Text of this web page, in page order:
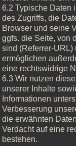
6.2 Typische Daten
des Zugriffs, die
Browser und seine
ggfs. die Seite, von
sind (Referrer-URL)
ermöglichen
eine rechtswidrige
6.3 Wir nutzen
unserer Inhalte
Informationen
Verbesserung
die erwähnten
Verdacht auf eine
bestehen.